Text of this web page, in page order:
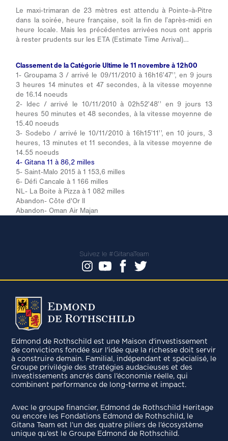
Le maxi-trimaran de 23 mètres est attendu à Pointe-à-Pitre
dans la soirée, heure française, soit la fin de l’après-midi en
heure locale. Mais les précédentes arrivées nous ont appris
à rester prudents sur les ETA (Estimate Time Arrival)…
Classement de la Catégorie Ultime le 11 novembre à 12h00
1- Groupama 3 / arrivé le 09/11/2010 à 16h16’47’’, en 9 jours
3 heures 14 minutes et 47 secondes, à la vitesse moyenne
de 16.14 noeuds
2- Idec / arrivé le 10/11/2010 à 02h52’48’’ en 9 jours 13
heures 50 minutes et 48 secondes, à la vitesse moyenne de
15.40 noeuds
3- Sodebo / arrivé le 10/11/2010 à 16h15’11’’, en 10 jours, 3
heures, 13 minutes et 11 secondes, à la vitesse moyenne de
14.55 noeuds
4- Gitana 11 à 86,2 milles
5- Saint-Malo 2015 à 1 153,6 milles
6- Défi Cancale à 1 166 milles
NL- La Boite à Pizza à 1 082 milles
Abandon- Côte d'Or II
Abandon- Oman Air Majan
Suivez le #GitanaTeam
Edmond de Rothschild est une Maison d'investissement
de convictions fondée sur l'idée que la richesse doit servir
à construire demain. Familial, indépendant et spécialisé, le
Groupe privilégie des stratégies audacieuses et des
investissements ancrés dans l’économie réelle, qui
combinent performance de long-terme et impact.
Avec le groupe ﬁnancier, Edmond de Rothschild Heritage
ou encore les Fondations Edmond de Rothschild, le
Gitana Team est l’un des quatre piliers de l’écosystème
unique qu’est le Groupe Edmond de Rothschild.